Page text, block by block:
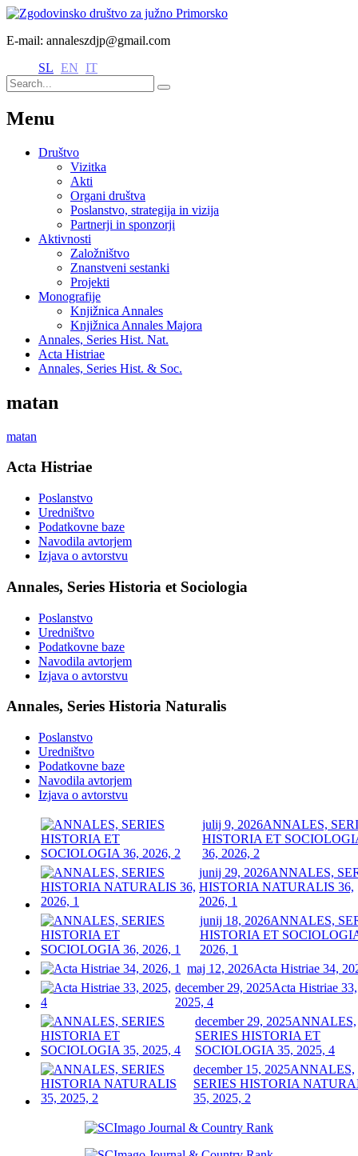
E-mail: annaleszdjp@gmail.com
SL EN IT
Menu
Društvo
Vizitka
Akti
Organi društva
Poslanstvo, strategija in vizija
Partnerji in sponzorji
Aktivnosti
Založništvo
Znanstveni sestanki
Projekti
Monografije
Knjižnica Annales
Knjižnica Annales Majora
Annales, Series Hist. Nat.
Acta Histriae
Annales, Series Hist. & Soc.
matan
matan
Acta Histriae
Poslanstvo
Uredništvo
Podatkovne baze
Navodila avtorjem
Izjava o avtorstvu
Annales, Series Historia et Sociologia
Poslanstvo
Uredništvo
Podatkovne baze
Navodila avtorjem
Izjava o avtorstvu
Annales, Series Historia Naturalis
Poslanstvo
Uredništvo
Podatkovne baze
Navodila avtorjem
Izjava o avtorstvu
julij 9, 2026ANNALES,
HISTORIA ET
36, 2026, 2
junij 29, 2026ANNALES,
HISTORIA NATURALIS 36,
2026, 1
junij 18, 2026ANNALES,
HISTORIA ET
2026, 1
maj 12, 2026Acta Histriae 34,
december 29, 2025Acta Histriae 33,
2025, 4
december 29, 2025ANNALES,
SERIES HISTORIA ET
SOCIOLOGIA 35, 2025, 4
december 15, 2025ANNALES,
SERIES HISTORIA
35, 2025, 2